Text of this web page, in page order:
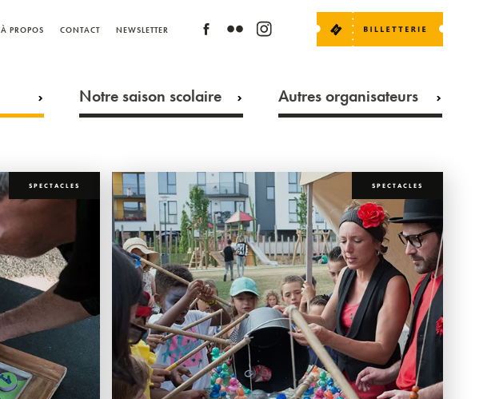
À PROPOS CONTACT NEWSLETTER
Notre saison scolaire Autres organisateurs
SPECTACLES SPECTACLES